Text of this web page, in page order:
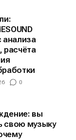
расчёта
0
вы
свою музыку